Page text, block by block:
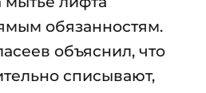
обязанностям.
объяснил, что
списывают,